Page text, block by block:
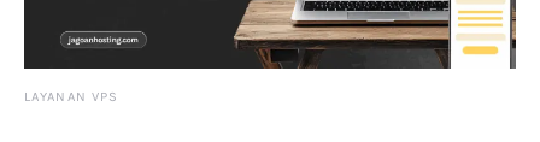
LAYANAN VPS